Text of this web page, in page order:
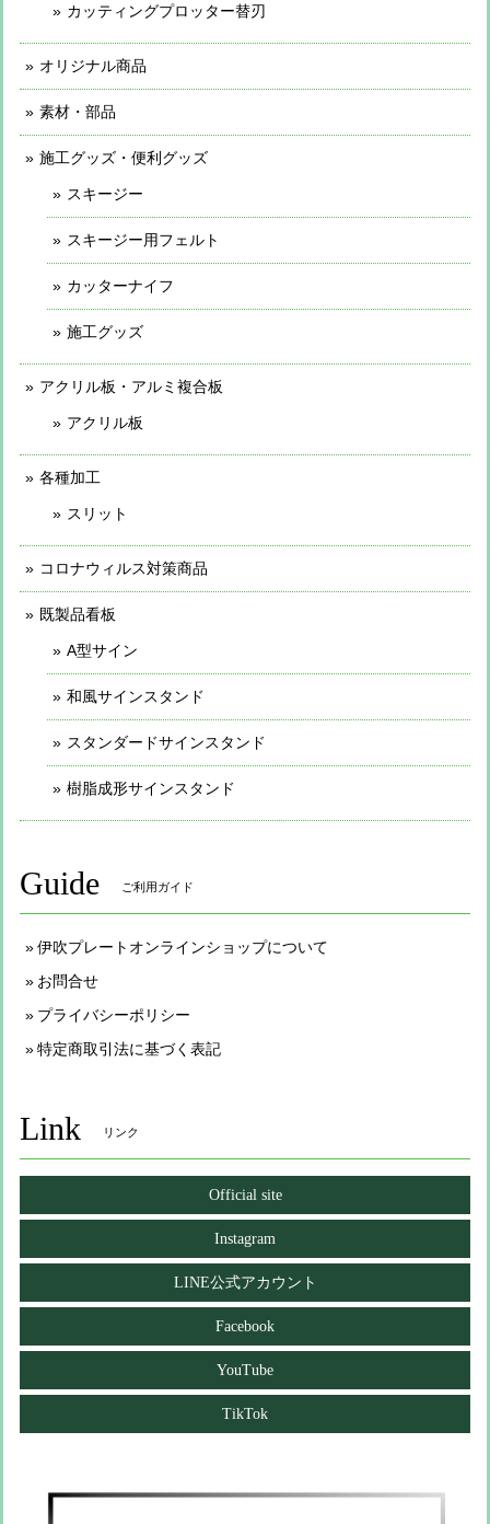
カッティングプロッター替刃
オリジナル商品
素材・部品
施工グッズ・便利グッズ
スキージー
スキージー用フェルト
カッターナイフ
施工グッズ
アクリル板・アルミ複合板
アクリル板
各種加工
スリット
コロナウィルス対策商品
既製品看板
A型サイン
和風サインスタンド
スタンダードサインスタンド
樹脂成形サインスタンド
Guide ご利用ガイド
伊吹プレートオンラインショップについて
お問合せ
プライバシーポリシー
特定商取引法に基づく表記
Link リンク
Official site
Instagram
LINE公式アカウント
Facebook
YouTube
TikTok